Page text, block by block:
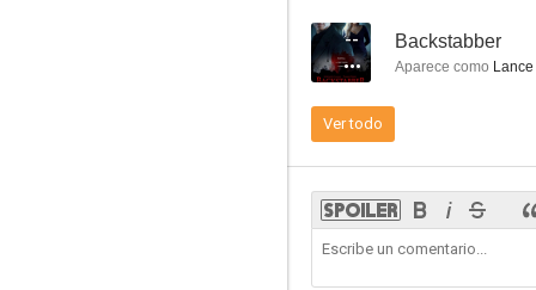
-- Backstabber
Aparece como Lance
Ver todo